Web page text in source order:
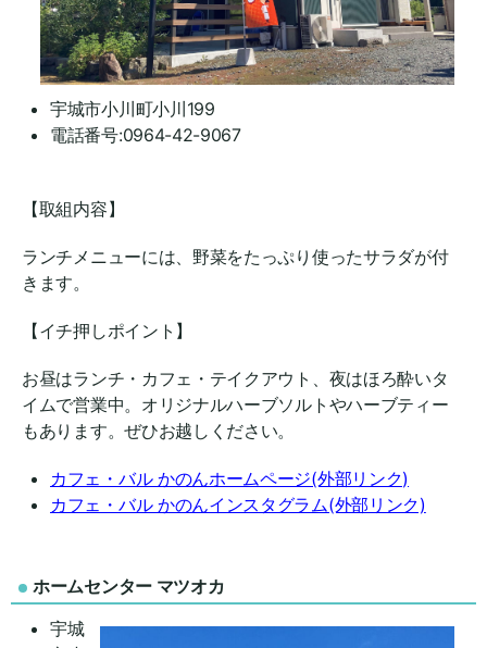
宇城市小川町小川199
電話番号:0964-42-9067
【取組内容】
ランチメニューには、野菜をたっぷり使ったサラダが付
きます。
【イチ押しポイント】
お昼はランチ・カフェ・テイクアウト、夜はほろ酔いタ
イムで営業中。オリジナルハーブソルトやハーブティー
もあります。ぜひお越しください。
カフェ・バル かのんホームページ(外部リンク)
カフェ・バル かのんインスタグラム(外部リンク)
ホームセンター マツオカ
宇城